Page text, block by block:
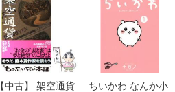
【中古】 架空通貨
ちいかわ なんか小